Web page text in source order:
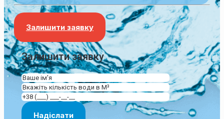
Залишити заявку
Залишити заявку